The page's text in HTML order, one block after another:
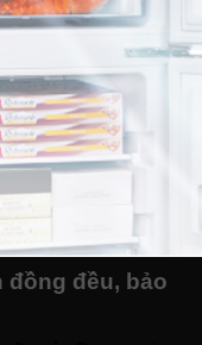
đồng đều, bảo